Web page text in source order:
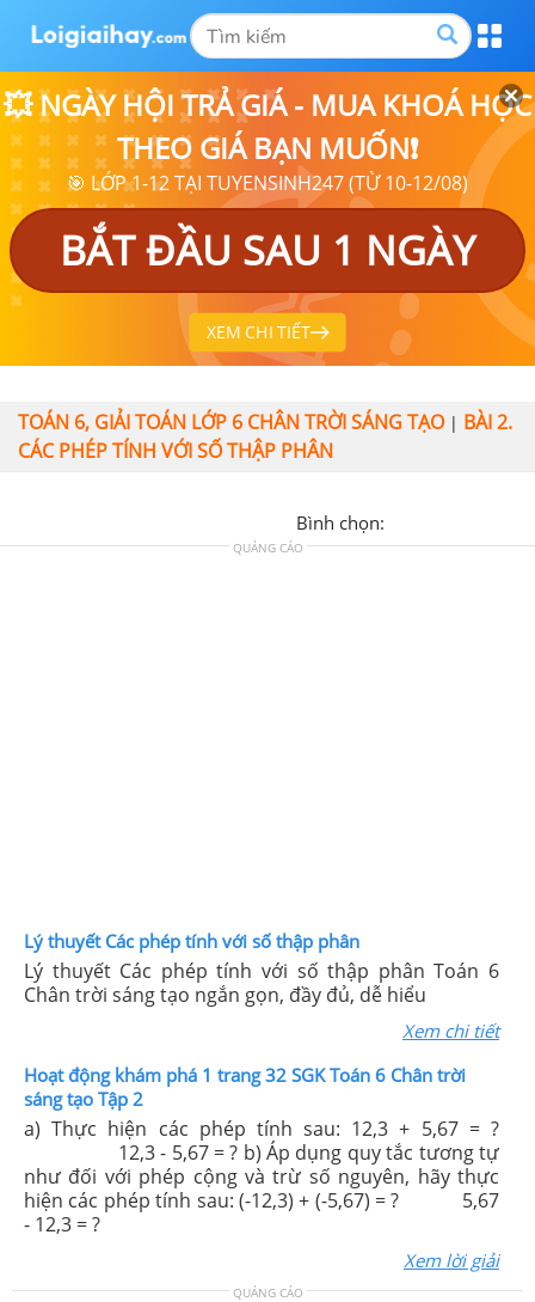
💥 NGÀY HỘI TRẢ GIÁ - MUA KHOÁ HỌC
THEO GIÁ BẠN MUỐN❗
🎯 LỚP 1-12 TẠI TUYENSINH247 (TỪ 10-12/08)
BẮT ĐẦU SAU 1 NGÀY
XEM CHI TIẾT
TOÁN 6, GIẢI TOÁN LỚP 6 CHÂN TRỜI SÁNG TẠO| BÀI 2.
CÁC PHÉP TÍNH VỚI SỐ THẬP PHÂN
Bình chọn:
QUẢNG CÁO
Lý thuyết Các phép tính với số thập phân
Lý thuyết Các phép tính với số thập phân Toán 6
Chân trời sáng tạo ngắn gọn, đầy đủ, dễ hiểu
Xem chi tiết
Hoạt động khám phá 1 trang 32 SGK Toán 6 Chân trời
sáng tạo Tập 2
a) Thực hiện các phép tính sau: 12,3 + 5,67 = ?
12,3 - 5,67 = ? b) Áp dụng quy tắc tương tự
như đối với phép cộng và trừ số nguyên, hãy thực
hiện các phép tính sau: (-12,3) + (-5,67) = ? 5,67
- 12,3 = ?
Xem lời giải
QUẢNG CÁO